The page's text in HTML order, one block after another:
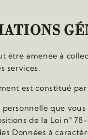
être amenée à
services.
est constitué
que
de la Loi n°
Données à